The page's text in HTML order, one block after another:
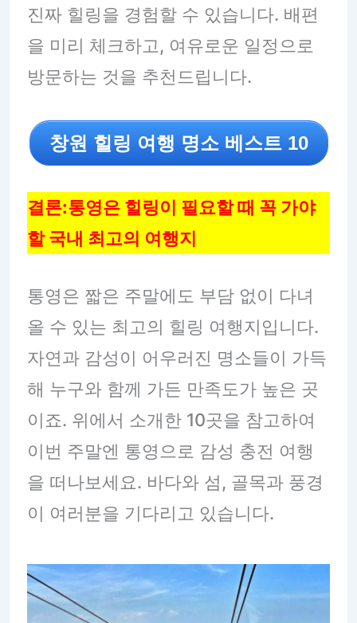
진짜 힐링을 경험할 수 있습니다. 배편
을 미리 체크하고, 여유로운 일정으로
방문하는 것을 추천드립니다.
창원 힐링 여행 명소 베스트 10
결론:통영은 힐링이 필요할 때 꼭 가야
할 국내 최고의 여행지
통영은 짧은 주말에도 부담 없이 다녀
올 수 있는 최고의 힐링 여행지입니다.
자연과 감성이 어우러진 명소들이 가득
해 누구와 함께 가든 만족도가 높은 곳
이죠. 위에서 소개한 10곳을 참고하여
이번 주말엔 통영으로 감성 충전 여행
을 떠나보세요. 바다와 섬, 골목과 풍경
이 여러분을 기다리고 있습니다.